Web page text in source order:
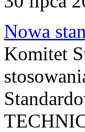
Nowa
Komitet